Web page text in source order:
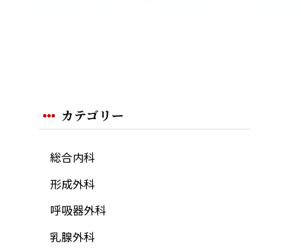
カテゴリー
総合内科
形成外科
呼吸器外科
乳腺外科